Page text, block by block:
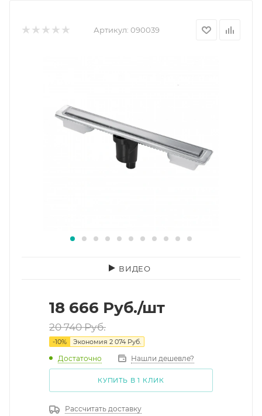
Артикул: 090039
ВИДЕО
18 666 Руб./шт
20 740Руб.
-10% Экономия 2 074 Руб.
Достаточно Нашли дешевле?
КУПИТЬ В 1 КЛИК
Рассчитать доставку